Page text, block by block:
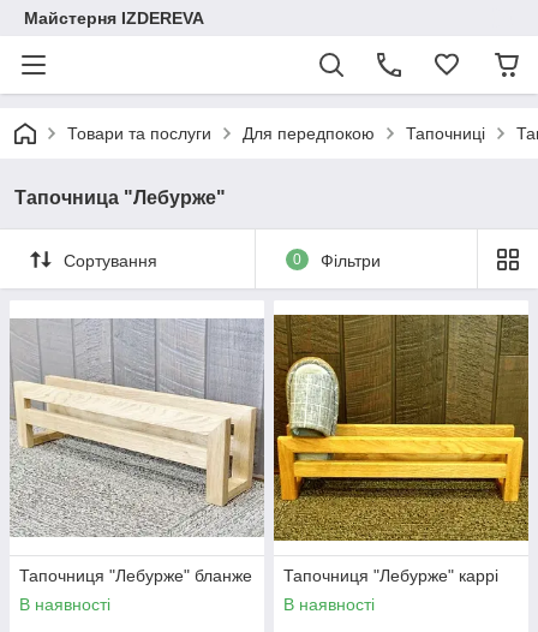
Майстерня IZDEREVA
Товари та послуги Для передпокою Тапочниці
Тапочница "Лебурже"
Сортування 0 Фільтри
Тапочниця "Лебурже" бланже
В наявності
Тапочниця "Лебурже" каррі
В наявності